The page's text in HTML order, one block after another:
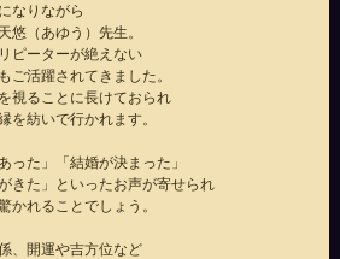
なりながら
悠（あゆう）先生。
ピーターが絶えない
ご活躍されてきました。
視ることに長けておられ
を紡いで行かれます。
った」「結婚が決まった」
きた」といったお声が寄せられ
かれることでしょう。
、開運や吉方位など